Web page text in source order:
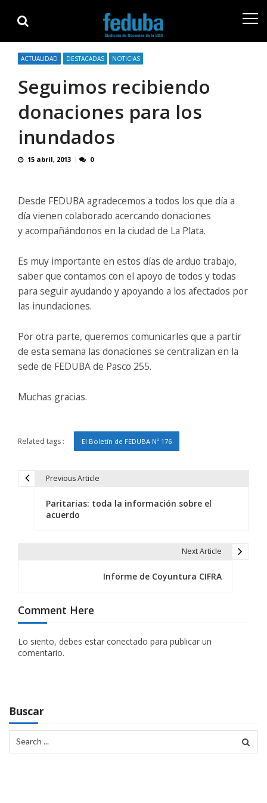
navigation
content
ACTUALIDAD DESTACADAS NOTICIAS
Seguimos recibiendo
donaciones para los
inundados
15 abril, 2013 0
Desde FEDUBA agradecemos a todos los que día a
día vienen colaborado acercando donaciones
y acompañándonos en la ciudad de La Plata.
Es muy importante en estos días de arduo trabajo,
saber que contamos con el apoyo de todos y todas
para seguir ayudando y apoyando a los afectados por
las inundaciones.
Por otra parte, queremos comunicarles que a partir
de esta semana las donaciones se centralizan en la
sede de FEDUBA de Pasco 255.
Muchas gracias.
Related tags : El Boletín de FEDUBA Nº 176
c
i
ó
d
e
e
Previous Article
Paritarias: toda la información sobre el
acuerdo
Next Article
Informe de Coyuntura CIFRA
Comment Here
Lo siento, debes estar conectado para publicar un
comentario.
Buscar
for: